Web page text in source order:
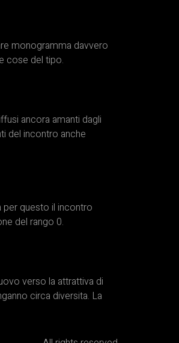
monogramma davvero
cose del tipo.
ancora amanti dagli
del incontro anche
per questo il incontro
del rango 0.
verso la attrattiva di
circa diversita. La